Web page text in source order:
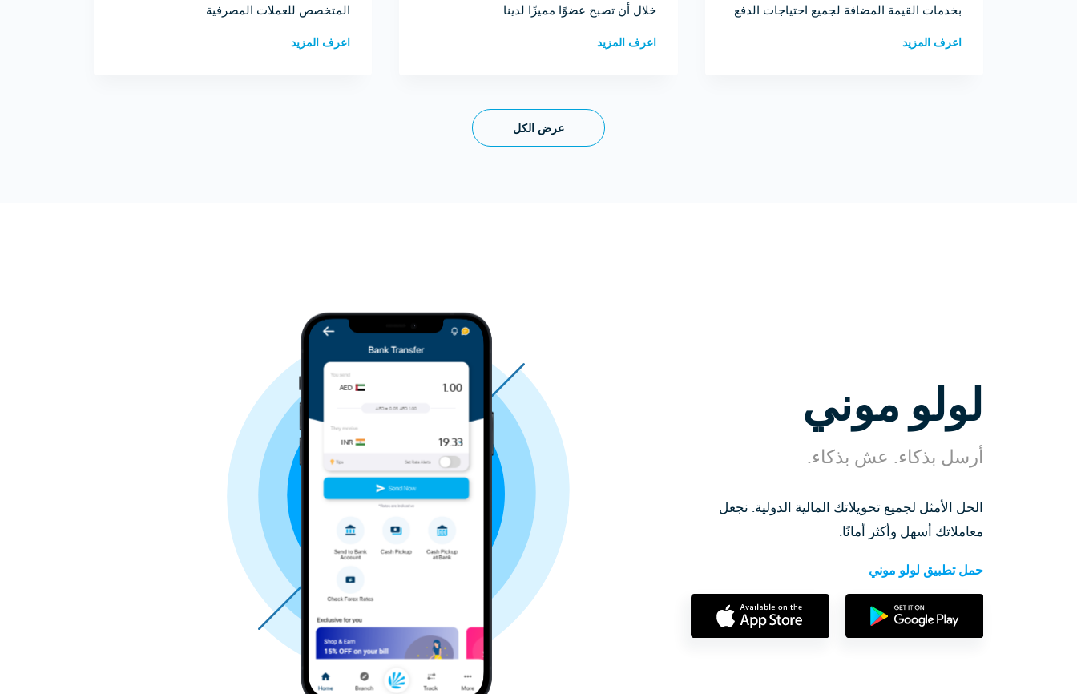
بخدمات القيمة المضافة لجميع احتياجات الدفع
اعرف المزيد
خلال أن تصبح عضوًا مميزًا لدينا.
اعرف المزيد
المتخصص للعملات المصرفية
اعرف المزيد
عرض الكل
لولو موني
أرسل بذكاء. عش بذكاء.
الحل الأمثل لجميع تحويلاتك المالية الدولية. نجعل
معاملاتك أسهل وأكثر أمانًا.
حمل تطبيق لولو موني
AED 1.00
INR 19.33
1.00
AED=0.05 AED